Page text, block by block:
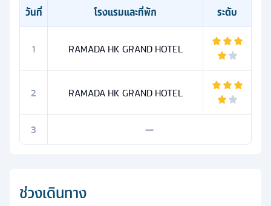
วันที่ โรงแรมและที่พัก ระดับ
1 RAMADA HK GRAND HOTEL
2 RAMADA HK GRAND HOTEL
3 —
ช่วงเดินทาง